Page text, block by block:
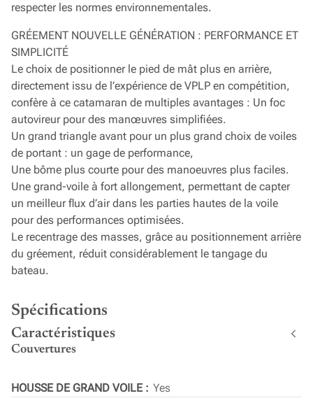
respecter les normes environnementales.
GRÉEMENT NOUVELLE GÉNÉRATION : PERFORMANCE ET
SIMPLICITÉ
Le choix de positionner le pied de mât plus en arrière,
directement issu de l’expérience de VPLP en compétition,
confère à ce catamaran de multiples avantages : Un foc
autovireur pour des manœuvres simplifiées.
Un grand triangle avant pour un plus grand choix de voiles
de portant : un gage de performance,
Une bôme plus courte pour des manoeuvres plus faciles.
Une grand-voile à fort allongement, permettant de capter
un meilleur flux d’air dans les parties hautes de la voile
pour des performances optimisées.
Le recentrage des masses, grâce au positionnement arrière
du gréement, réduit considérablement le tangage du
bateau.
Spécifications
Caractéristiques
Couvertures
HOUSSE DE GRAND VOILE
Yes